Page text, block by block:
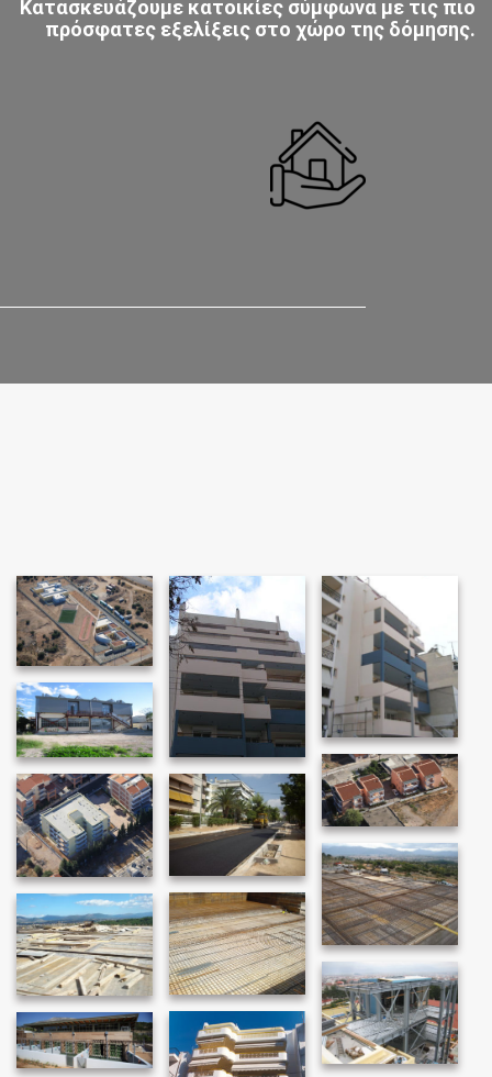
Κατασκευάζουμε κατοικίες σύμφωνα με τις πιο
πρόσφατες εξελίξεις στο χώρο της δόμησης.